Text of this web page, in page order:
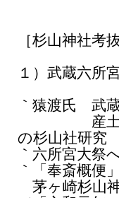
［杉山神社考
１）武蔵六所
｀猿渡氏 武
産土神と
の杉山社研究
｀六所宮大祭
｀「奉斎概便
茅ヶ崎杉山